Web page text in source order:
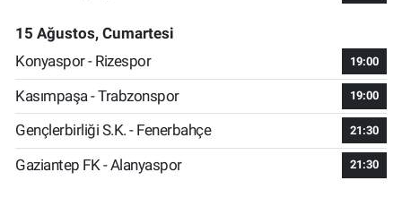
15 Ağustos, Cumartesi
Konyaspor - Rizespor
19:00
Kasımpaşa - Trabzonspor 19:00
Gençlerbirliği S.K. - Fenerbahçe 21:30
Gaziantep FK - Alanyaspor 21:30